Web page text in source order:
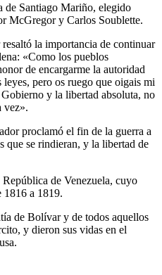
de Santiago Mariño, elegido
McGregor y Carlos Soublette.
la importancia de continuar
«Como los pueblos
de encargarme la autoridad
pero os ruego que oigais mi
y la libertad absoluta, no
vez».
proclamó el fin de la guerra a
que se rindieran, y la libertad de
de Venezuela, cuyo
1816 a 1819.
de Bolívar y de todos aquellos
y dieron sus vidas en el